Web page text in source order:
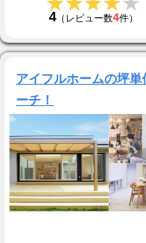
4（レビュー数4件）
アイフルホームの坪
ーチ！